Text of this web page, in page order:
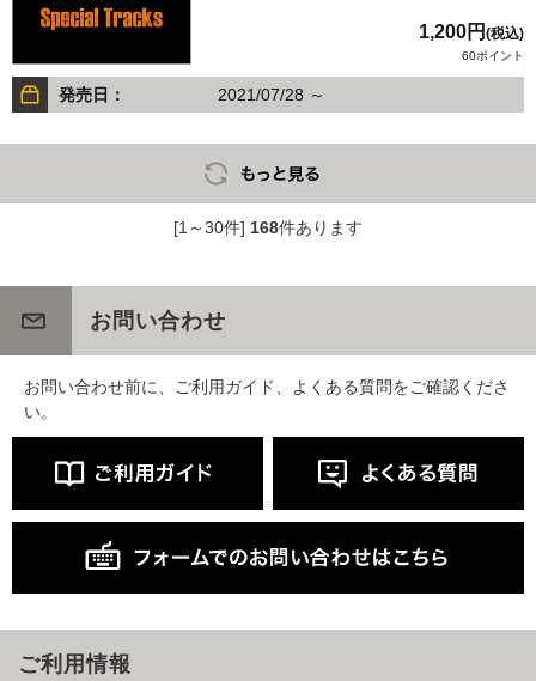
1,200円 (税込)
60ポイント
発売日： 2021/07/28 ～
[1～30件] 168件あります
お問い合わせ
お問い合わせ前に、ご利用ガイド、よくある質問をご確認くださ
い。
ご利用情報